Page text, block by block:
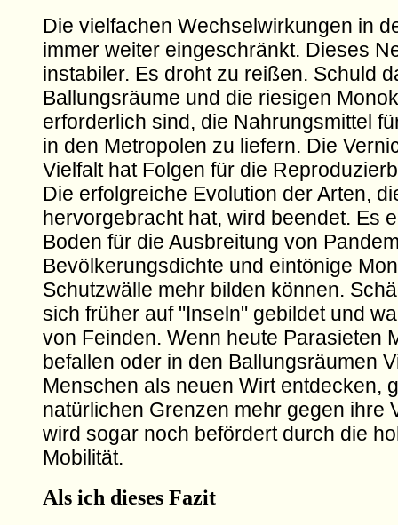
Die vielfachen Wechselwirkungen in
immer weiter eingeschränkt. Dieses
instabiler. Es droht zu reißen. Schuld
Ballungsräume und die riesigen
erforderlich sind, die Nahrungsmittel
in den Metropolen zu liefern. Die
Vielfalt hat Folgen für die
Die erfolgreiche Evolution der Arten,
hervorgebracht hat, wird beendet. Es
Boden für die Ausbreitung von
Bevölkerungsdichte und eintönige
Schutzwälle mehr bilden können.
sich früher auf "Inseln" gebildet und
von Feinden. Wenn heute Parasieten
befallen oder in den Ballungsräumen
Menschen als neuen Wirt entdecken,
natürlichen Grenzen mehr gegen ihre
wird sogar noch befördert durch die
Mobilität.
Als ich dieses Fazit